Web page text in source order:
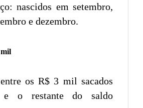
nascidos em setembro,
e dezembro.
os R$ 3 mil sacados
e o restante do saldo